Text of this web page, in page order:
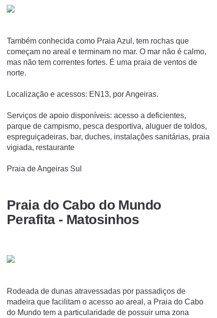
Também conhecida como Praia Azul, tem rochas que
começam no areal e terminam no mar. O mar não é calmo,
mas não tem correntes fortes. É uma praia de ventos de
norte.
Localização e acessos: EN13, por Angeiras.
Serviços de apoio disponíveis: acesso a deficientes,
parque de campismo, pesca desportiva, aluguer de toldos,
espreguiçadeiras, bar, duches, instalações sanitárias, praia
vigiada, restaurante
Praia de Angeiras Sul
Praia do Cabo do Mundo
Perafita - Matosinhos
Rodeada de dunas atravessadas por passadiços de
madeira que facilitam o acesso ao areal, a Praia do Cabo
do Mundo tem a particularidade de possuir uma zona